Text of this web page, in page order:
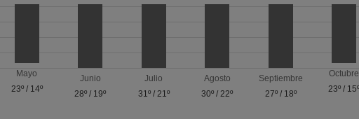
Mayo
23º/ 14º
Junio
28º / 19º
Julio
31º/ 21º
Agosto
30º /22º
Septiembre
27º/ 18º
Octubre
23º / 15º